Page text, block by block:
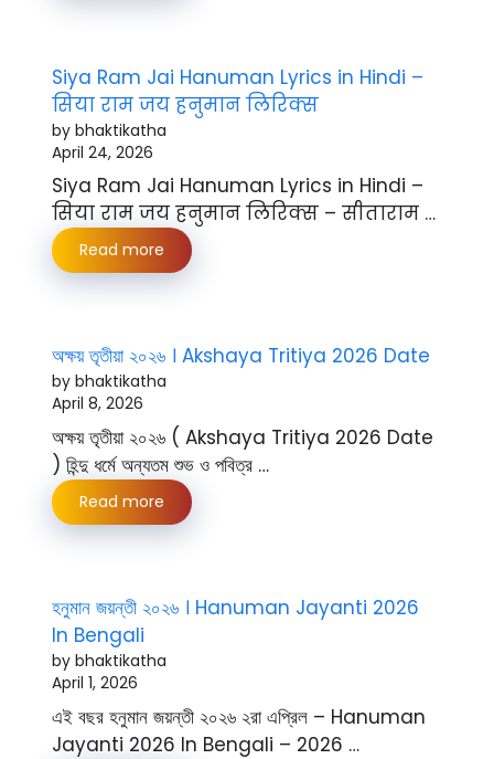
Siya Ram Jai Hanuman Lyrics in Hindi –
सिया राम जय हनुमान लिरिक्स
by bhaktikatha
April 24, 2026
Siya Ram Jai Hanuman Lyrics in Hindi –
सिया राम जय हनुमान लिरिक्स – सीताराम …
Read more
অক্ষয় তৃতীয়া ২০২৬ । Akshaya Tritiya 2026 Date
by bhaktikatha
April 8, 2026
অক্ষয় তৃতীয়া ২০২৬ ( Akshaya Tritiya 2026 Date
) হিন্দু ধর্মে অন্যতম শুভ ও পবিত্র …
Read more
হনুমান জয়ন্তী ২০২৬ । Hanuman Jayanti 2026
In Bengali
by bhaktikatha
April 1, 2026
এই বছর হনুমান জয়ন্তী ২০২৬ ২রা এপ্রিল – Hanuman
Jayanti 2026 In Bengali – 2026 …